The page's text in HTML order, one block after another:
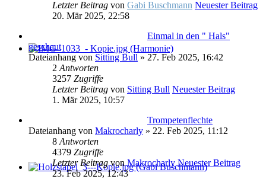
Letzter Beitrag von Gabi Buschmann Neuester Beitrag
20. Mär 2025, 22:58
Einmal in den " Hals"
geschaut
Dateianhang von Sitting Bull » 27. Feb 2025, 16:42
2 Antworten
3257 Zugriffe
Letzter Beitrag von Sitting Bull Neuester Beitrag
1. Mär 2025, 10:57
Trompetenflechte
Dateianhang von Makrocharly » 22. Feb 2025, 11:12
8 Antworten
4379 Zugriffe
Letzter Beitrag von Makrocharly Neuester Beitrag
23. Feb 2025, 12:43